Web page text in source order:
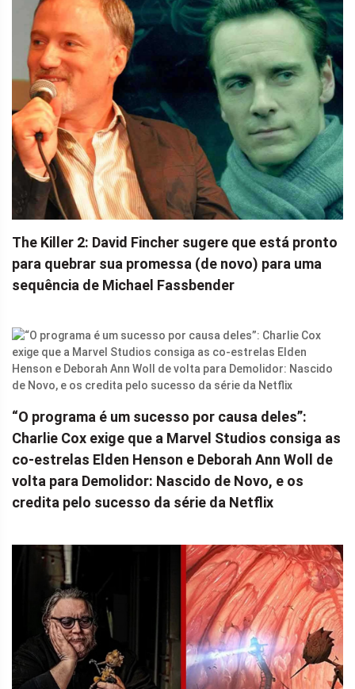
The Killer 2: David Fincher sugere que está pronto
para quebrar sua promessa (de novo) para uma
sequência de Michael Fassbender
“O programa é um sucesso por causa deles”:
Charlie Cox exige que a Marvel Studios consiga as
co-estrelas Elden Henson e Deborah Ann Woll de
volta para Demolidor: Nascido de Novo, e os
credita pelo sucesso da série da Netflix